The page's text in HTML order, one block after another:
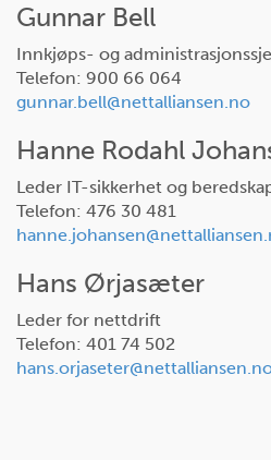
Gunnar Bell
Innkjøps- og
Telefon: 900 66 064
gunnar.bell@nettalliansen.no
Hanne Rodahl
Leder IT-sikkerhet og
Telefon: 476 30 481
Hans Ørjasæter
Leder for nettdrift
Telefon: 401 74 502